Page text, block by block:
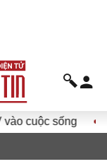
Hướng tới Đại hội